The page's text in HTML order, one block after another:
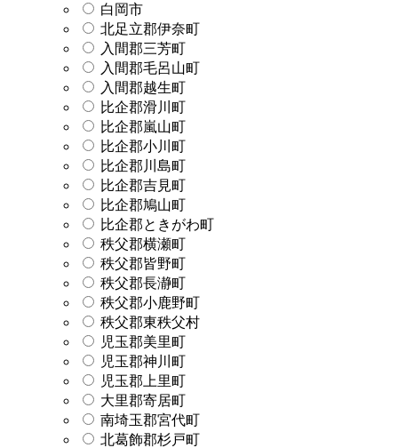
白岡市
北足立郡伊奈町
入間郡三芳町
入間郡毛呂山町
入間郡越生町
比企郡滑川町
比企郡嵐山町
比企郡小川町
比企郡川島町
比企郡吉見町
比企郡鳩山町
比企郡ときがわ町
秩父郡横瀬町
秩父郡皆野町
秩父郡長瀞町
秩父郡小鹿野町
秩父郡東秩父村
児玉郡美里町
児玉郡神川町
児玉郡上里町
大里郡寄居町
南埼玉郡宮代町
北葛飾郡杉戸町